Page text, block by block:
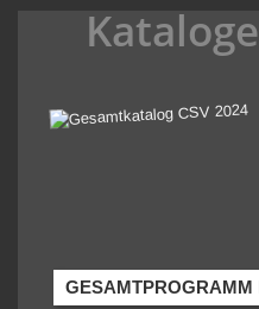
Kataloge
GESAMTPROGRAMM